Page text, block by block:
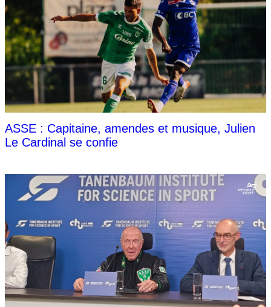
ASSE : Capitaine, amendes et musique, Julien
Le Cardinal se confie